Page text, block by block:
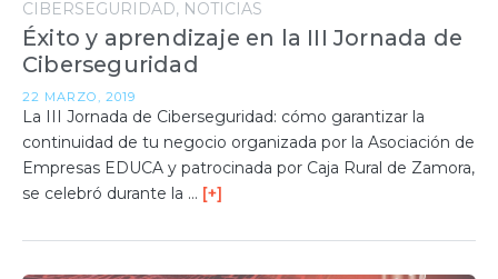
CIBERSEGURIDAD NOTICIAS
Éxito y aprendizaje en la III Jornada de
Ciberseguridad
22 MARZO, 2019
La III Jornada de Ciberseguridad: cómo garantizar la
continuidad de tu negocio organizada por la Asociación de
Empresas EDUCA y patrocinada por Caja Rural de Zamora,
se celebró durante la … [+]